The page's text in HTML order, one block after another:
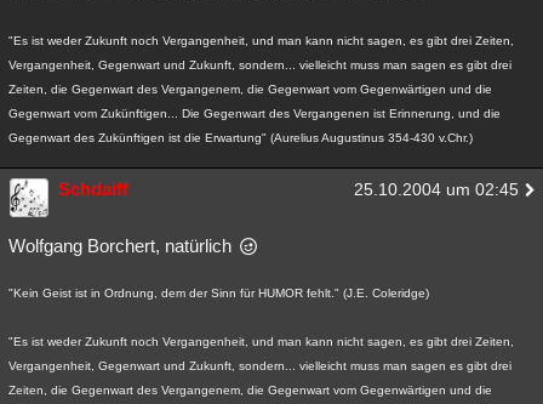
"Es ist weder Zukunft noch Vergangenheit, und man kann nicht sagen, es gibt drei Zeiten,
Vergangenheit, Gegenwart und Zukunft, sondern... vielleicht muss man sagen es gibt drei
Zeiten, die Gegenwart des Vergangenem, die Gegenwart vom Gegenwärtigen und die
Gegenwart vom Zukünftigen... Die Gegenwart des Vergangenen ist Erinnerung, und die
Gegenwart des Zukünftigen ist die Erwartung" (Aurelius Augustinus 354-430 v.Chr.)
Schdaiff 25.10.2004 um 02:45
Wolfgang Borchert, natürlich
"Kein Geist ist in Ordnung, dem der Sinn für HUMOR fehlt." (J.E. Coleridge)
"Es ist weder Zukunft noch Vergangenheit, und man kann nicht sagen, es gibt drei Zeiten,
Vergangenheit, Gegenwart und Zukunft, sondern... vielleicht muss man sagen es gibt drei
Zeiten, die Gegenwart des Vergangenem, die Gegenwart vom Gegenwärtigen und die